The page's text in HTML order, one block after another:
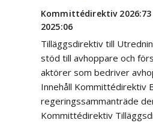
Kommittédirektiv
2025:06
Tilläggsdirektiv till
stöd till avhoppare och
aktörer som bedriver
Innehåll Kommittédirektiv
regeringssammanträde
Kommittédirektiv